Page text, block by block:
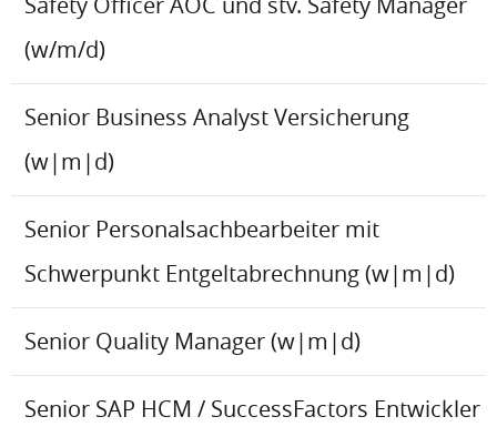
(w/m/d)
Senior Business Analyst Versicherung
(w|m|d)
Senior Personalsachbearbeiter mit
Schwerpunkt Entgeltabrechnung (w|m|d)
Senior Quality Manager (w|m|d)
Senior SAP HCM / SuccessFactors Entwickler